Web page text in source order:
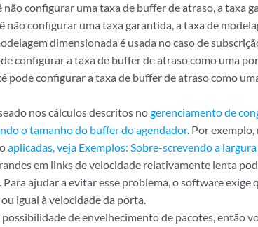
não configurar uma taxa de buffer de atraso, a taxa
não configurar uma taxa garantida, a taxa de
dimensionada é usada no caso de
configurar a taxa de buffer de atraso como uma
pode configurar a taxa de buffer de atraso como
nos cálculos descritos nogerenciamento de
o tamanho do buffer do agendador. Por
aplicadas, veja Exemplos: Sobre-screvendo a
em links de velocidade relativamente lenta
ajudar a evitar esse problema, o software exige
igual à velocidade da porta.
de envelhecimento de pacotes, então